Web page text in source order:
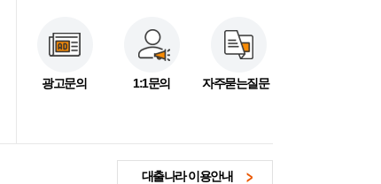
광고문의 1:1문의 자주묻는질문
대출나라 이용안내